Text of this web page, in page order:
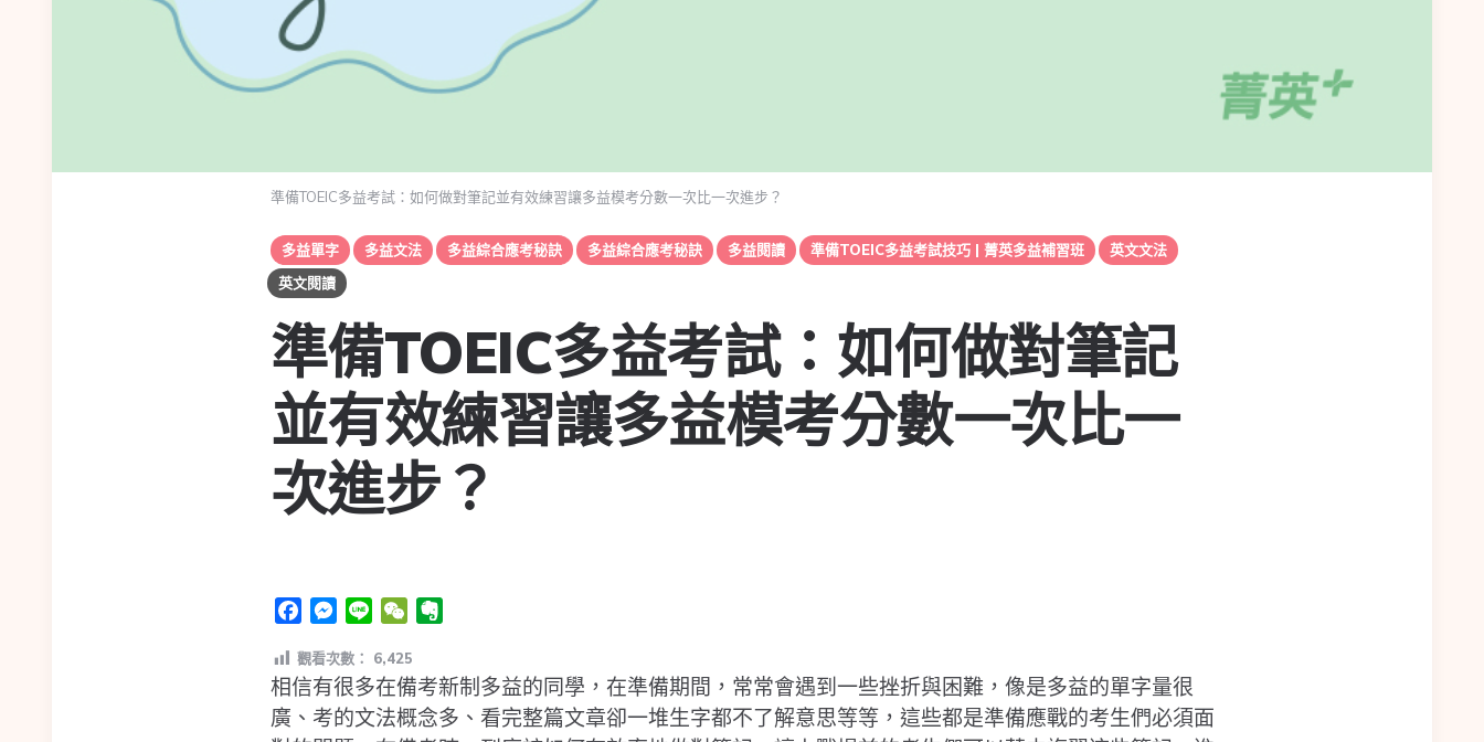
準備TOEIC多益考試：如何做對筆記並有效練習讓多益模考分數一次比一次進步？
多益單字 多益文法 多益綜合應考秘訣 多益綜合應考秘訣 多益閱讀 準備TOEIC多益考試技巧 | 菁英多益補習班
英文文法
英文閱讀
準備TOEIC多益考試：如何做對筆記
並有效練習讓多益模考分數一次比一
次進步？
FacebookMessenger
Line WeChat
觀看次數： 6,425
相信有很多在備考新制多益的同學，在準備期間，常常會遇到一些挫折與困難，像是多益的單字量很
廣、考的文法概念多、看完整篇文章卻一堆生字都不了解意思等等，這些都是準備應戰的考生們必須面